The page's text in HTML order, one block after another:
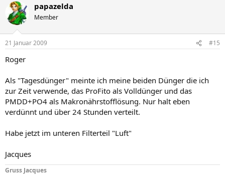
papazelda
Member
21 Januar 2009 #15
Roger
Als "Tagesdünger" meinte ich meine beiden Dünger die ich
zur Zeit verwende, das ProFito als Volldünger und das
PMDD+PO4 als Makronährstofflösung. Nur halt eben
verdünnt und über 24 Stunden verteilt.
Habe jetzt im unteren Filterteil "Luft"
Jacques
Gruss Jacques